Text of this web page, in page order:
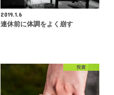
2019.1.6
連休前に体調をよく崩す
投資